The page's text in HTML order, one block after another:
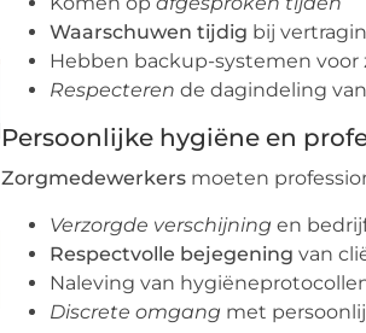
Waarschuwen tijdig bij
Hebben backup-systemen voor
Respecteren de dagindeling
Persoonlijke hygiëne en
Zorgmedewerkers moeten
Verzorgde verschijning en
Respectvolle bejegening van
Naleving van
Discrete omgang met